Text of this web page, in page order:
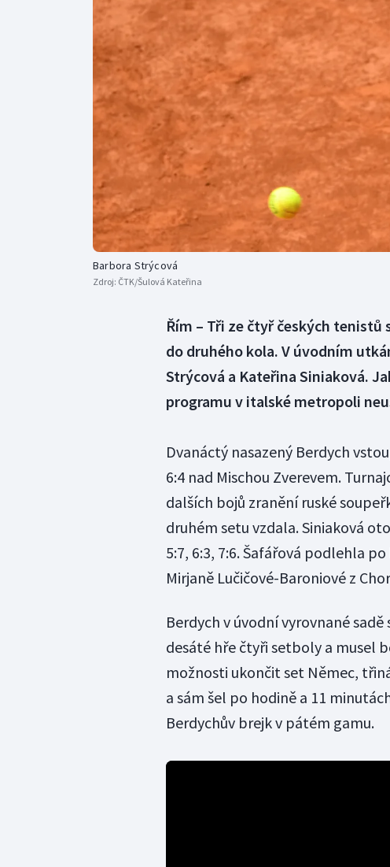
Curling
Dostihy
Florbal
Gymnastika
Barbora Strýcová
Zdroj: ČTK/Šulová Kateřina
Řím – Tři ze čtyř českých
do druhého kola. V úvodním
Strýcová a Kateřina Siniaková.
programu v italské metropoli
Dvanáctý nasazený Berdych
6:4 nad Mischou Zverevem.
dalších bojů zranění ruské
druhém setu vzdala. Siniaková
5:7, 6:3, 7:6. Šafářová podlehla
Mirjaně Lučičové-Baroniové z
Berdych v úvodní vyrovnané
desáté hře čtyři setboly a musel
možnosti ukončit set Němec,
a sám šel po hodině a 11
Berdychův brejk v pátém gamu.